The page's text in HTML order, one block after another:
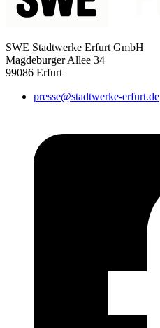
SWE Stadtwerke Erfurt GmbH
Magdeburger Allee 34
99086 Erfurt
presse@stadtwerke-erfurt.de